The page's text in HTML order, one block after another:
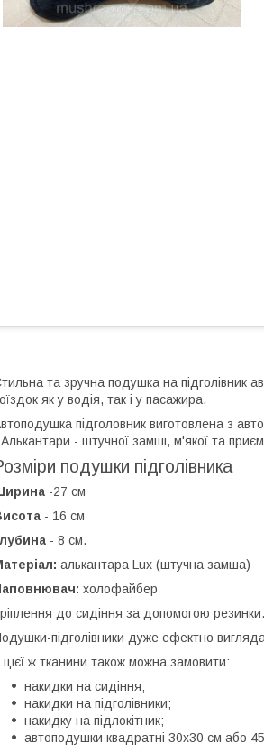
та зручна подушка на підголівник
як у водія, так і у пасажира.
підголовник виготовлена ​​з
- штучної замші, м'якої та
подушки підголівника
-27 см
- 16 см
- 8 см.
алькантара Lux (штучна замша)
холофайбер
до сидіння за допомогою резинки.
підголівники дуже ефектно
цієї ж тканини також можна замовити:
накидки на сидіння;
накидки на підголівники;
накидку на підлокітник;
автоподушки квадратні 30х30 см або